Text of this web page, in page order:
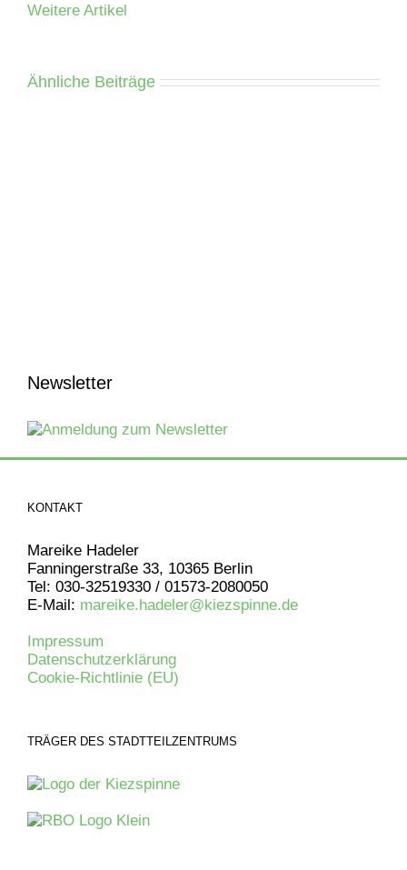
Weitere Artikel
Ähnliche Beiträge
Newsletter
KONTAKT
Mareike Hadeler
Fanningerstraße 33, 10365 Berlin
Tel: 030-32519330 / 01573-2080050
E-Mail: mareike.hadeler@kiezspinne.de
Impressum
Datenschutzerklärung
Cookie-Richtlinie (EU)
TRÄGER DES STADTTEILZENTRUMS